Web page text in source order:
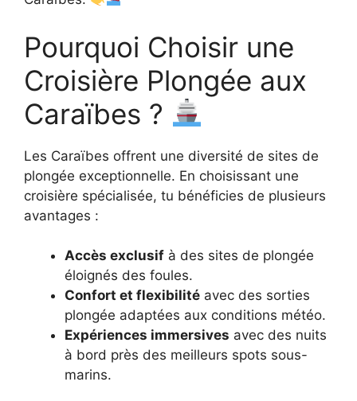
Pourquoi Choisir une
Croisière Plongée aux
Caraïbes ?
Les Caraïbes offrent une diversité de sites de
plongée exceptionnelle. En choisissant une
croisière spécialisée, tu bénéficies de plusieurs
avantages :
Accès exclusif à des sites de plongée
éloignés des foules.
Confort et flexibilité avec des sorties
plongée adaptées aux conditions météo.
Expériences immersives avec des nuits
à bord près des meilleurs spots sous-
marins.